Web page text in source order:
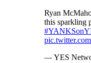
Ryan
this sparkling
— YES